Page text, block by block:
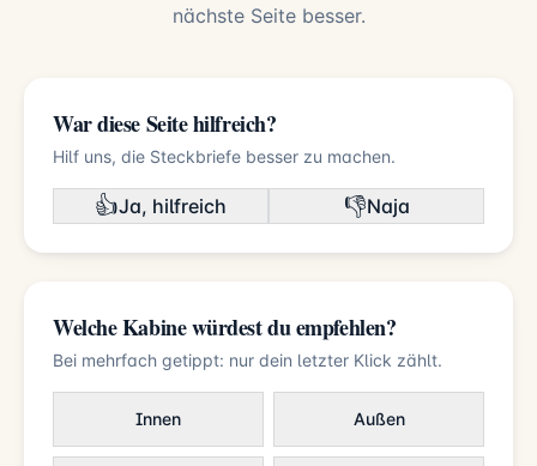
nächste Seite besser.
War diese Seite hilfreich?
Hilf uns, die Steckbriefe besser zu machen.
👍Ja, hilfreich 👎Naja
Welche Kabine würdest du empfehlen?
Bei mehrfach getippt: nur dein letzter Klick zählt.
Innen Außen